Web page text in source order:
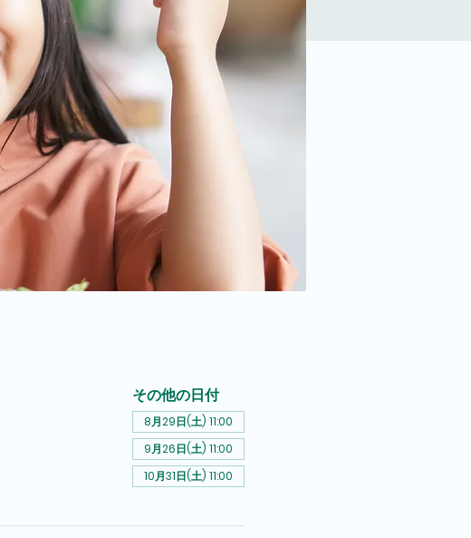
その他の日付
8月29日(土) 11:00
9月26日(土) 11:00
10月31日(土) 11:00